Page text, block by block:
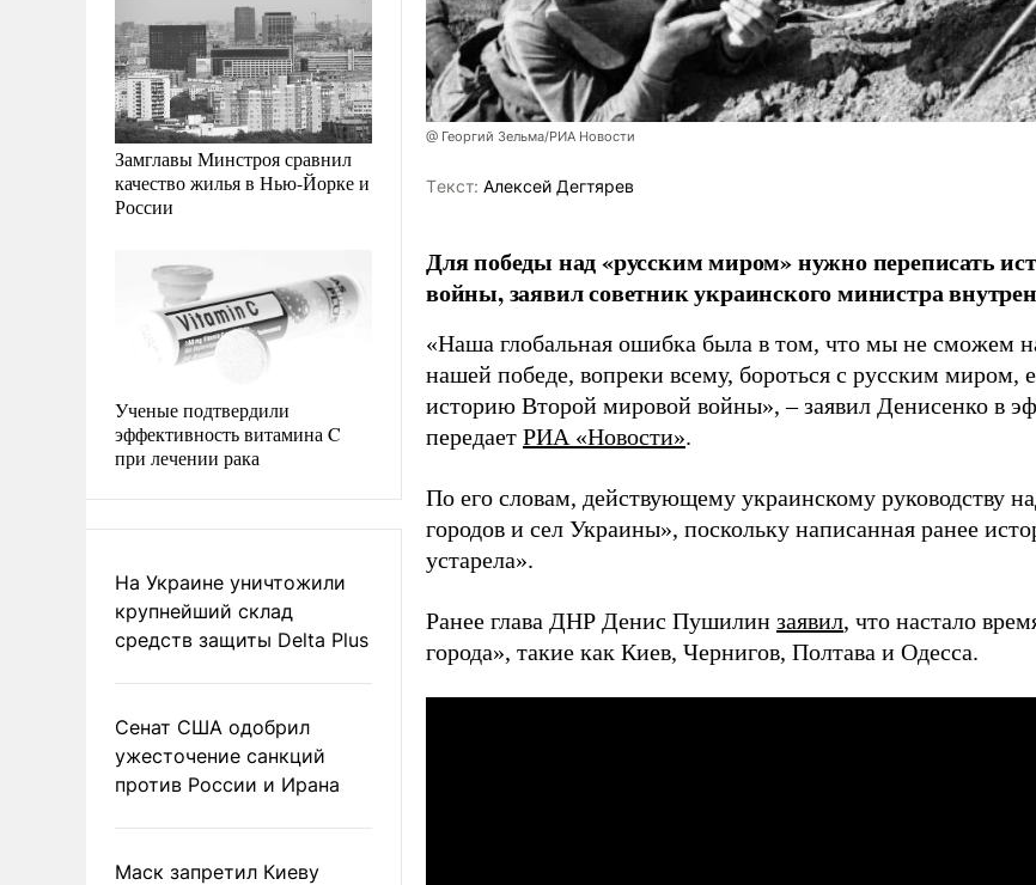
Замглавы Минстроя сравнил
качество жилья в Нью-Йорке и
России
Ученые подтвердили
эффективность витамина C
при лечении рака
На Украине уничтожили
крупнейший склад
средств защиты Delta Plus
Сенат США одобрил
ужесточение санкций
против России и Ирана
Маск запретил Киеву
@ Георгий Зельма/РИА Новости
Tекст: Алексей Дегтярев
Для победы над «русским миром» нужно переписать
войны, заявил советник украинского министра
«Наша глобальная ошибка была в том, что мы не сможем
нашей победе, вопреки всему, бороться с русским
историю Второй мировой войны», – заявил Денисенко в
передает РИА «Новости».
По его словам, действующему украинскому руководству
городов и сел Украины», поскольку написанная ранее
устарела».
Ранее глава ДНР Денис Пушилин заявил, что настало
города», такие как Киев, Чернигов, Полтава и Одесса.